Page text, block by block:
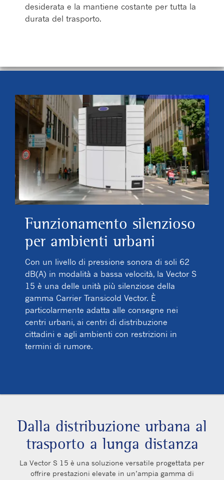
desiderata e la mantiene costante per tutta la
durata del trasporto.
Funzionamento silenzioso
per ambienti urbani
Con un livello di pressione sonora di soli 62
dB(A) in modalità a bassa velocità, la Vector S
15 è una delle unità più silenziose della
gamma Carrier Transicold Vector. È
particolarmente adatta alle consegne nei
centri urbani, ai centri di distribuzione
cittadini e agli ambienti con restrizioni in
termini di rumore.
Dalla distribuzione urbana al
trasporto a lunga distanza
La Vector S 15 è una soluzione versatile progettata per
offrire prestazioni elevate in un’ampia gamma di